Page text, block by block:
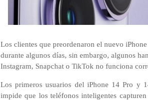
Los clientes que preordenaron el nuevo
durante algunos días, sin embargo, algunos
Instagram, Snapchat o TikTok no funciona
Los primeros usuarios del iPhone 14 Pro y
impide que los teléfonos inteligentes